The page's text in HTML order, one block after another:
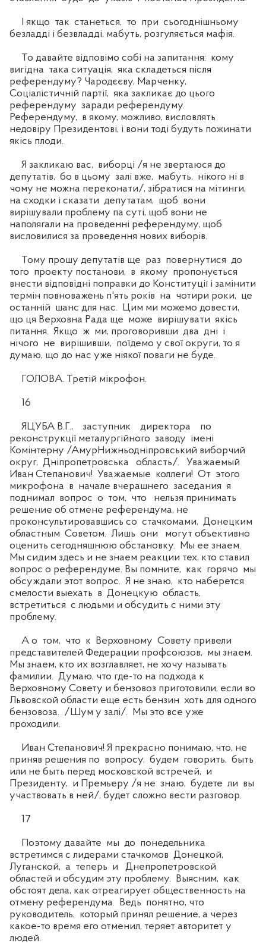
І якщо так станеться, то при сьогоднішньому
безладді і безвладді, мабуть, розгуляється мафія.
То давайте відповімо собі на запитання: кому
вигідна така ситуація, яка складеться після
референдуму? Чародєєву, Марченку,
Соціалістичній партії, яка закликає до цього
референдуму заради референдуму.
Референдуму, в якому, можливо, висловлять
недовіру Президентові, і вони тоді будуть пожинати
якісь плоди.
Я закликаю вас, виборці /я не звертаюся до
депутатів, бо в цьому залі вже, мабуть, нікого ні в
чому не можна переконати/, зібратися на мітинги,
на сходки і сказати депутатам, щоб вони
вирішували проблему па суті, щоб вони не
наполягали на проведенні референдуму, щоб
висловилися за проведення нових виборів.
Тому прошу депутатів ще раз повернутися до
того проекту постанови, в якому пропонується
внести відповідні поправки до Конституції і замінити
термін повноважень п'ять років на чотири роки, це
останній шанс для нас. Цим ми можемо довести,
що ця Верховна Рада ще може вирішувати якісь
питання. Якщо ж ми, проговоривши два дні і
нічого не вирішивши, поїдемо у свої округи, то я
думаю, що до нас уже ніякої поваги не буде.
ГОЛОВА. Третій мікрофон.
16
ЯЦУБА В.Г., заступник директора по
реконструкції металургійного заводу імені
Комінтерну /АмурНижньодніпровський виборчий
округ, Дніпропетровська область/. Уважаемый
Иван Степанович! Уважаемые коллеги! От этого
микрофона в начале вчерашнего заседания я
поднимал вопрос о том, что нельзя принимать
решение об отмене референдума, не
проконсультировавшись со стачкомами, Донецким
областным Советом. Лишь они могут объективно
оценить сегодняшнюю обстановку. Мы ее знаем.
Мы сидим здесь и не знаем реакции тех, кто ставил
вопрос о референдуме. Вы помните, как горячо мы
обсуждали этот вопрос. Я не знаю, кто наберется
смелости выехать в Донецкую область,
встретиться с людьми и обсудить с ними эту
проблему.
А о том, что к Верховному Совету привели
представителей Федерации профсоюзов, мы знаем.
Мы знаем, кто их возглавляет, не хочу называть
фамилии. Думаю, что где-то на подхода к
Верховному Совету и бензовоз приготовили, если во
Львовской области еще есть бензин хоть для одного
бензовоза. /Шум у залі/. Мы это все уже
проходили.
Иван Степанович! Я прекрасно понимаю, что, не
приняв решения по вопросу, будем говорить, быть
или не быть перед московской встречей, и
Президенту, и Премьеру /я не знаю, будете ли вы
участвовать в ней/, будет сложно вести разговор.
17
Поэтому давайте мы до понедельника
встретимся с лидерами стачкомов Донецкой,
Луганской, а теперь и Днепропетровской
областей и обсудим эту проблему. Выясним, как
обстоят дела, как отреагирует общественность на
отмену референдума. Ведь понятно, что
руководитель, который принял решение, а через
какое-то время его отменил, теряет авторитет у
людей.